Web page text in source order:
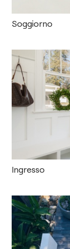
Soggiorno
Ingresso